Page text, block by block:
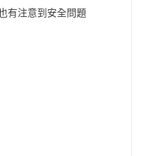
有注意到安全問題